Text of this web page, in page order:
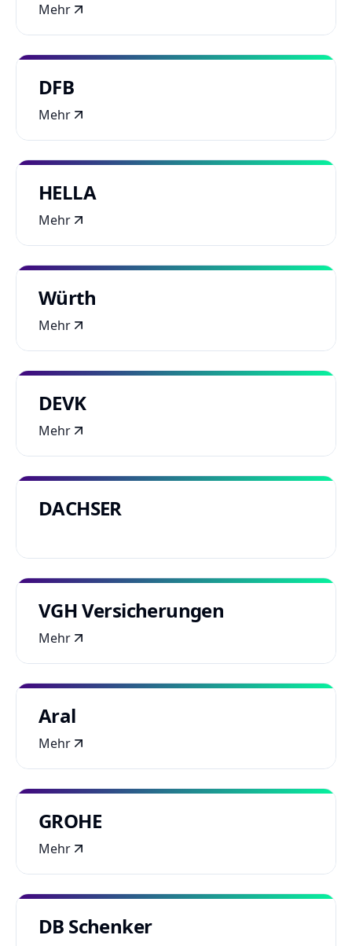
Mehr
DFB
Mehr
HELLA
Mehr
Würth
Mehr
DEVK
Mehr
DACHSER
VGH Versicherungen
Mehr
Aral
Mehr
GROHE
Mehr
DB Schenker